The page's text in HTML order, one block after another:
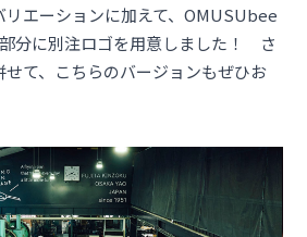
リエーションに加えて、OMUSUbee
分に別注ロゴを用意しました！ さ
せて、こちらのバージョンもぜひお